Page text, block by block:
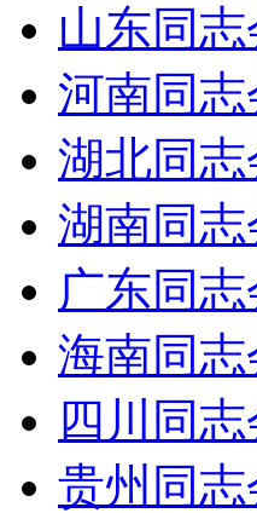
山东同
河南同
湖北同
湖南同
广东同
海南同
四川同
贵州同